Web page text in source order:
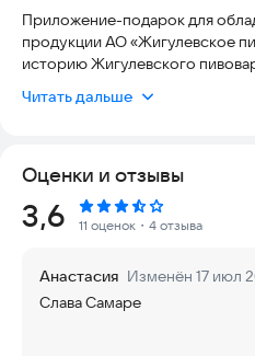
Приложение-подарок для
продукции АО «Жигулевское
историю Жигулевского
настоящее Жигулевское пиво!
Читать дальше
Оценки и отзывы
Рейтинг:
3,6 11 оценок ・4 отзыва
Анастасия Изменён 17 июл
Слава Самаре